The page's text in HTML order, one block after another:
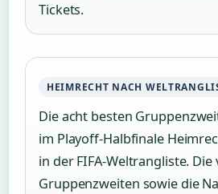
Tickets.
HEIMRECHT NACH
Die acht besten
im Playoff-Halbfinale
in der FIFA-Weltrangliste.
Gruppenzweiten sowie die